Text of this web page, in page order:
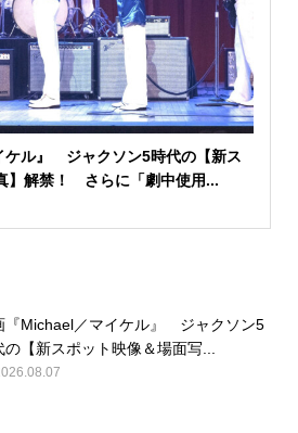
ケル』 ジャクソン5時代の【新ス
】解禁！ さらに「劇中使用...
『Michael／マイケル』 ジャクソン5
の【新スポット映像＆場面写...